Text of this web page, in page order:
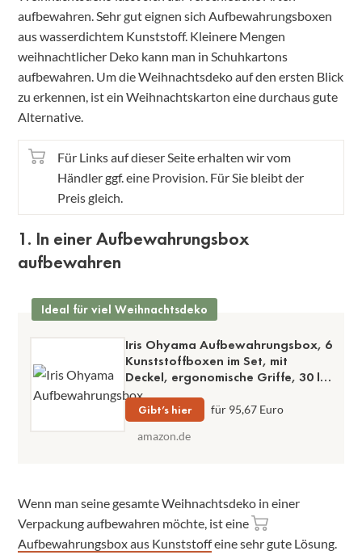
aufbewahren. Sehr gut eignen sich Aufbewahrungsboxen
aus wasserdichtem Kunststoff. Kleinere Mengen
weihnachtlicher Deko kann man in Schuhkartons
aufbewahren. Um die Weihnachtsdeko auf den ersten Blick
zu erkennen, ist ein Weihnachtskarton eine durchaus gute
Alternative.
Für Links auf dieser Seite erhalten wir vom
Händler ggf. eine Provision. Für Sie bleibt der
Preis gleich.
1. In einer Aufbewahrungsbox
aufbewahren
Ideal für viel Weihnachtsdeko
Iris Ohyama Aufbewahrungsbox, 6
Kunststoffboxen im Set, mit
Deckel, ergonomische Griffe, 30 l
Füllmenge
Gibt’s hier
für 95,67 Euro
amazon.de
Wenn man seine gesamte Weihnachtsdeko in einer
Verpackung aufbewahren möchte, ist eine
Aufbewahrungsbox aus Kunststoffeine sehr gute Lösung.